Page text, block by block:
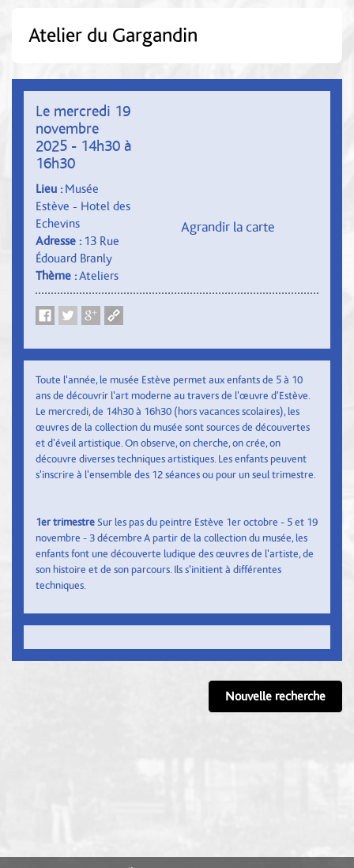
Atelier du Gargandin
Agrandir la carte
Le mercredi 19
novembre
2025 - 14h30 à
16h30
Lieu :Musée
Estève - Hotel des
Echevins
Adresse : 13 Rue
Édouard Branly
Thème :Ateliers
Toute l'année, le musée Estève permet aux enfants de 5 à 10
ans de découvrir l'art moderne au travers de l'œuvre d'Estève.
Le mercredi, de 14h30 à 16h30 (hors vacances scolaires), les
œuvres de la collection du musée sont sources de découvertes
et d'éveil artistique. On observe, on cherche, on crée, on
découvre diverses techniques artistiques. Les enfants peuvent
s'inscrire à l'ensemble des 12 séances ou pour un seul trimestre.
1er trimestre Sur les pas du peintre Estève 1er octobre - 5 et 19
novembre - 3 décembre A partir de la collection du musée, les
enfants font une découverte ludique des œuvres de l'artiste, de
son histoire et de son parcours. Ils s'initient à différentes
techniques.
Nouvelle recherche